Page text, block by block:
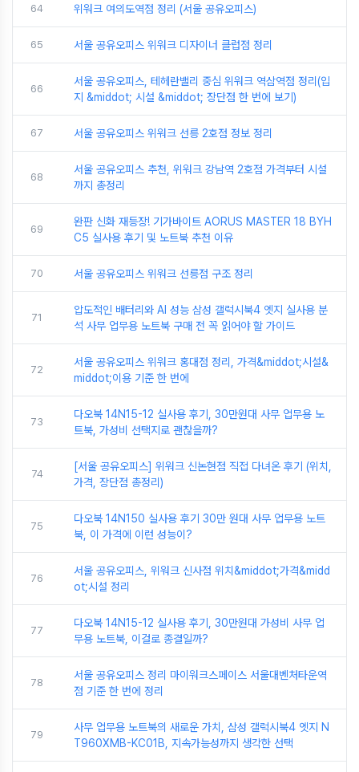
64 위워크 여의도역점 정리 (서울 공유오피스)
65 서울 공유오피스 위워크 디자이너 클럽점 정리
66
서울 공유오피스, 테헤란밸리 중심 위워크 역삼역점 정리(입
지 &middot; 시설 &middot; 장단점 한 번에 보기)
67 서울 공유오피스 위워크 선릉 2호점 정보 정리
68
서울 공유오피스 추천, 위워크 강남역 2호점 가격부터 시설
까지 총정리
69
완판 신화 재등장! 기가바이트 AORUS MASTER 18 BYH
C5 실사용 후기 및 노트북 추천 이유
70 서울 공유오피스 위워크 선릉점 구조 정리
71
압도적인 배터리와 AI 성능 삼성 갤럭시북4 엣지 실사용 분
석 사무 업무용 노트북 구매 전 꼭 읽어야 할 가이드
72
서울 공유오피스 위워크 홍대점 정리, 가격&middot;시설&
middot;이용 기준 한 번에
73
다오북 14N15-12 실사용 후기, 30만원대 사무 업무용 노
트북, 가성비 선택지로 괜찮을까?
74
[서울 공유오피스] 위워크 신논현점 직접 다녀온 후기 (위치,
가격, 장단점 총정리)
75
다오북 14N150 실사용 후기 30만 원대 사무 업무용 노트
북, 이 가격에 이런 성능이?
76
서울 공유오피스, 위워크 신사점 위치&middot;가격&midd
ot;시설 정리
77
다오북 14N15-12 실사용 후기, 30만원대 가성비 사무 업
무용 노트북, 이걸로 종결일까?
78
서울 공유오피스 정리 마이워크스페이스 서울대벤처타운역
점 기준 한 번에 정리
79
사무 업무용 노트북의 새로운 가치, 삼성 갤럭시북4 엣지 N
T960XMB-KC01B, 지속가능성까지 생각한 선택